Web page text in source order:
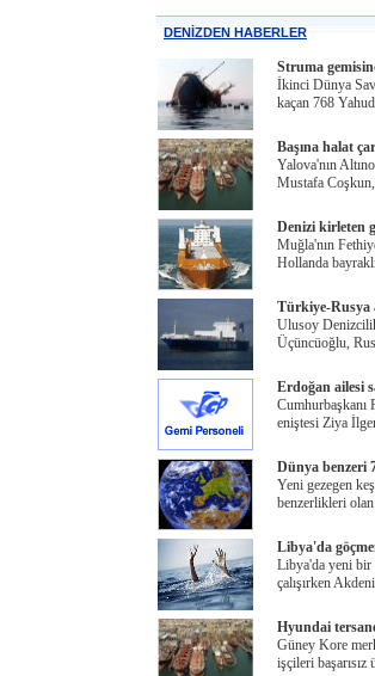
DENİZDEN HABERLER
Struma
İkinci Dünya
kaçan 768
Başına halat
Yalova'nın
Mustafa
Denizi kirleten
Muğla'nın
Hollanda
Türkiye-Rusya
Ulusoy
Üçüncüoğlu,
Erdoğan ailesi
Cumhurbaşkanı
eniştesi Ziya
Dünya benzeri
Yeni gezegen
benzerlikleri
Libya'da
Libya'da yeni bir
çalışırken
Hyundai
Güney Kore
işçileri